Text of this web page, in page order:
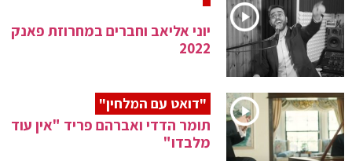
יוני אליאב וחברים במחרוזת פאנק
2022
"דואט עם המלחין"
תומר הדדי ואברהם פריד "אין עוד
מלבדו"